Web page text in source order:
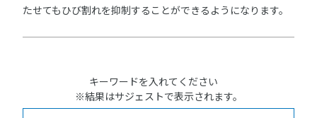
たせてもひび割れを抑制することができるようになります。
キーワードを入れてください
※結果はサジェストで表示されます。